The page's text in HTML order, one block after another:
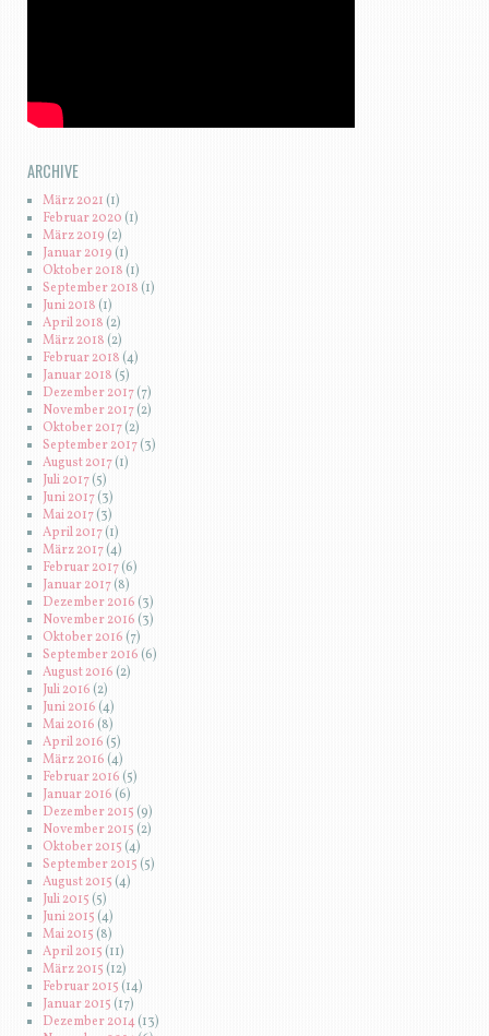
ARCHIVE
März 2021 (1)
Februar 2020 (1)
März 2019 (2)
Januar 2019 (1)
Oktober 2018(1)
September 2018 (1)
Juni 2018 (1)
April 2018(2)
März 2018 (2)
Februar 2018 (4)
Januar 2018 (5)
Dezember 2017(7)
November 2017(2)
Oktober 2017(2)
September 2017(3)
August 2017(1)
Juli 2017(5)
Juni 2017(3)
Mai 2017(3)
April 2017(1)
März 2017(4)
Februar 2017(6)
Januar 2017(8)
Dezember 2016 (3)
November 2016 (3)
Oktober 2016(7)
September 2016 (6)
August 2016 (2)
Juli 2016(2)
Juni 2016 (4)
Mai 2016 (8)
April 2016(5)
März 2016 (4)
Februar 2016 (5)
Januar 2016 (6)
Dezember 2015 (9)
November 2015 (2)
Oktober 2015 (4)
September 2015 (5)
August 2015 (4)
Juli 2015 (5)
Juni 2015 (4)
Mai 2015 (8)
April 2015 (11)
März 2015(12)
Februar 2015 (14)
Januar 2015 (17)
Dezember 2014(13)